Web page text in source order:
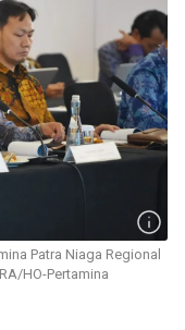
Patra Niaga Regional
HO-Pertamina